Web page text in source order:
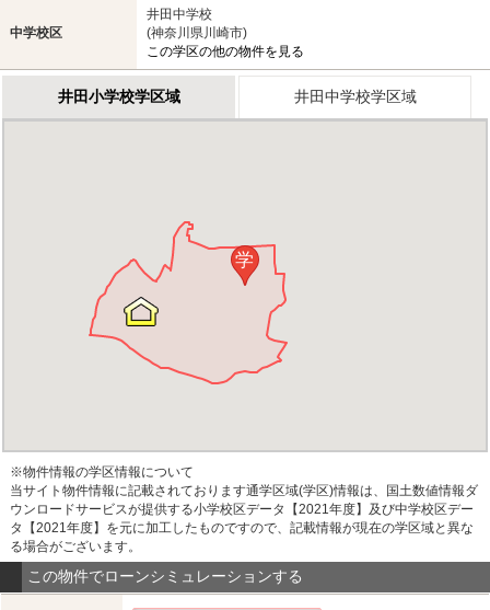
中学校区
井田中学校
(神奈川県川崎市)
この学区の他の物件を見る
井田小学校学区域 井田中学校学区域
学
※物件情報の学区情報について
当サイト物件情報に記載されております通学区域(学区)情報は、国土数値情報ダ
ウンロードサービスが提供する小学校区データ【2021年度】及び中学校区デー
タ【2021年度】を元に加工したものですので、記載情報が現在の学区域と異な
る場合がございます。
この物件でローンシミュレーションする